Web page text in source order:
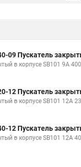
09 Пускатель
в корпусе SB101 9А
12 Пускатель
в корпусе SB101 12А
12 Пускатель
в корпусе SB101 12А